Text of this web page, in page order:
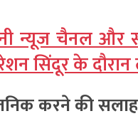
न्यूज चैनल और
सिंदूर के
करने की सलाह